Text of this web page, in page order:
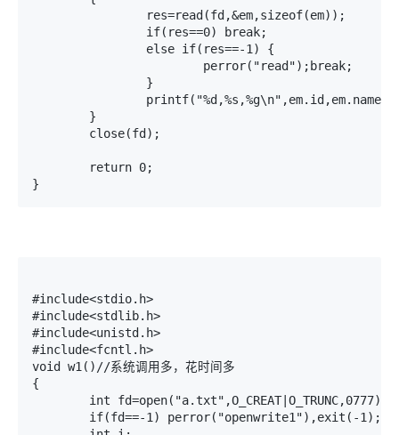
#include<stdio.h>
#include<stdlib.h>
#include<unistd.h>
#include<fcntl.h>
void w1()//系统调用多，花时间多
{